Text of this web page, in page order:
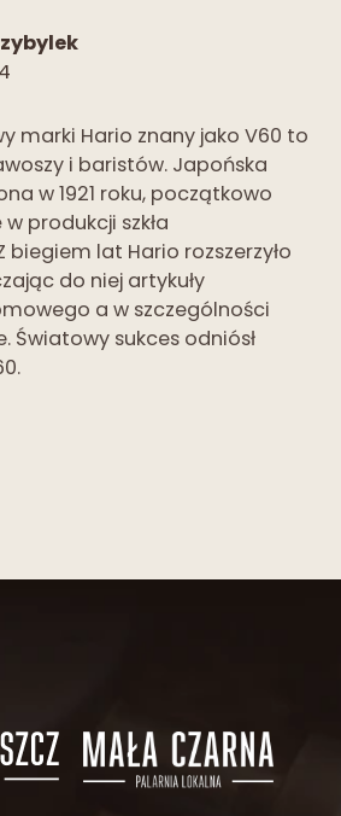
marki Hario znany jako V60 to
i baristów. Japońska
w 1921 roku, początkowo
produkcji szkła
lat Hario rozszerzyło
do niej artykuły
a w szczególności
Światowy sukces odniósł